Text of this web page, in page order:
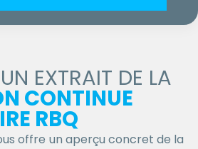
EXTRAIT DE LA
CONTINUE
RBQ
offre un aperçu concret de la